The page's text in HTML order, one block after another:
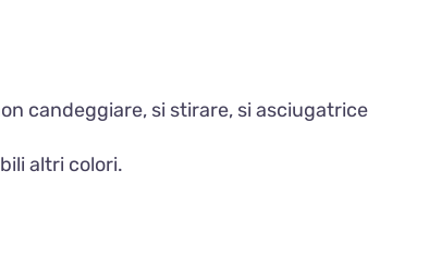
candeggiare, si stirare, si asciugatrice
altri colori.